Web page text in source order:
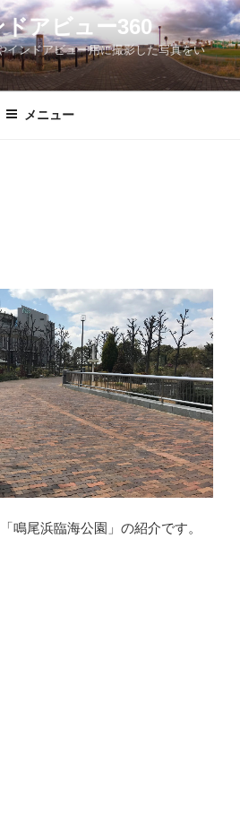
アビュー360
インドアビュー用に撮影した写真をい
メニュー
鳴尾浜臨海公園」の紹介です。